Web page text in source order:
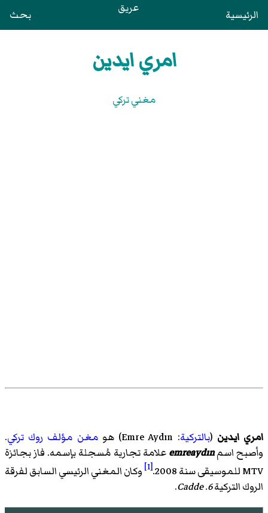
الرئيسية عريق بحث
امري ايدين
مغني تركي
امري ايدين (بالتركية:
Emre Aydın)‏ هومغن مؤلف روك تركي.
وأصبح اسمemreaydınعلامة تجارية مُسجلة بإسمه. فاز بجائزة
MTV للموسيقى سنة 2008.
[1]
وكان المغني الرئيسي السابق لفرقة
الروك التركية6. Cadde
.